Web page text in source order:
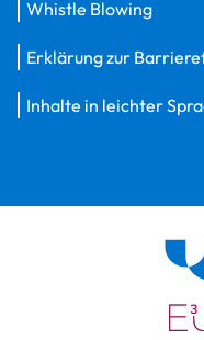
Whistle Blowing
Erklärung zur
Inhalte in leichter